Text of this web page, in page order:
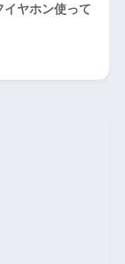
イヤホン使って